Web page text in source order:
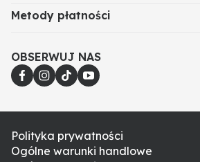
Metody płatności
OBSERWUJ NAS
Polityka prywatności
Ogólne warunki handlowe